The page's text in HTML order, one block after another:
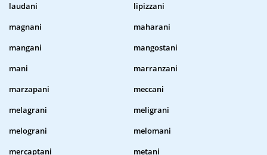
laudani
lipizzani
magnani
maharani
mangani
mangostani
mani
marranzani
marzapani
meccani
melagrani
meligrani
melograni
melomani
mercaptani
metani